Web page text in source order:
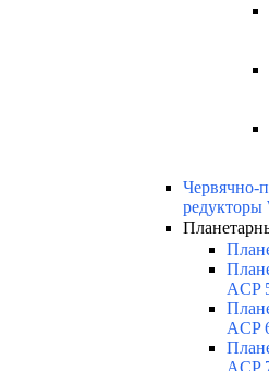
Червячно-
редукторы
ACP
ACP